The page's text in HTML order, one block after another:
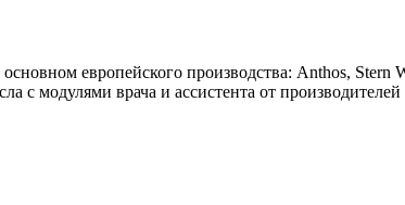
европейского производства: Anthos,
с модулями врача и ассистента от